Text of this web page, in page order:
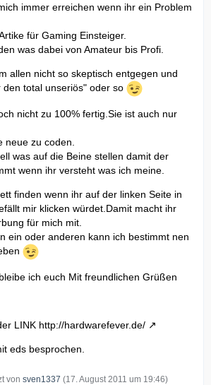
immer erreichen wenn ihr ein Problem
für Gaming Einsteiger.
was dabei von Amateur bis Profi.
allen nicht so skeptisch entgegen und
den total unseriös" oder so
nicht zu 100% fertig.Sie ist auch nur
neue zu coden.
was auf die Beine stellen damit der
wenn ihr versteht was ich meine.
finden wenn ihr auf der linken Seite in
mir klicken würdet.Damit macht ihr
für mich mit.
ein oder anderen kann ich bestimmt nen
ich euch Mit freundlichen Grüßen
LINK http://hardwarefever.de/
eds besprochen.
von sven1337 (17. August 2011 um 19:46)